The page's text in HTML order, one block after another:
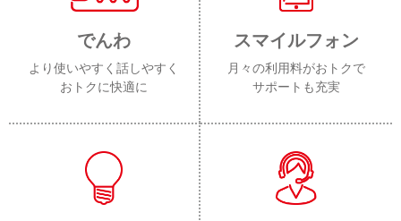
でんわ
より使いやすく話しやすく
おトクに快適に
スマイルフォン
月々の利用料がおトクで
サポートも充実